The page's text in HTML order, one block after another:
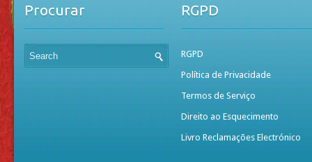
Procurar RGPD
RGPD
Política de Privacidade
Termos de Serviço
Direito ao Esquecimento
Livro Reclamações Electrónico